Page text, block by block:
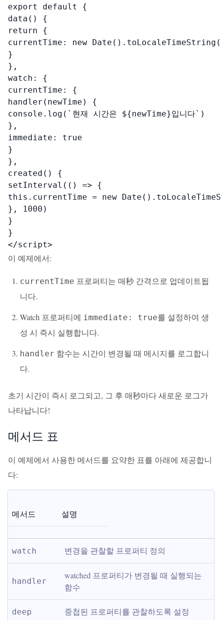
export default {
data() {
return {
currentTime: new
}
},
watch: {
currentTime: {
handler(newTime) {
console.log(`현재 시간은 ${newTime}입니다`)
},
immediate: true
}
},
created() {
setInterval(() => {
this.currentTime = new
}, 1000)
}
}
</script>
이 예제에서:
currentTime 프로퍼티는 매秒 간격으로 업데이트됩
니다.
Watch 프로퍼티에 immediate: true를 설정하여 생
성 시 즉시 실행합니다.
handler 함수는 시간이 변경될 때 메시지를 로그합니
다.
초기 시간이 즉시 로그되고, 그 후 매秒마다 새로운 로그가
나타납니다!
메서드 표
이 예제에서 사용한 메서드를 요약한 표를 아래에 제공합니
다:
메서드 설명
watch 변경을 관찰할 프로퍼티 정의
handler
watched 프로퍼티가 변경될 때 실행되는
함수
deep 중첩된 프로퍼티를 관찰하도록 설정